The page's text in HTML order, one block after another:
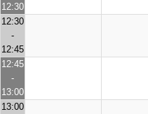
12:30
12:30
-
12:45
12:45
-
13:00
13:00